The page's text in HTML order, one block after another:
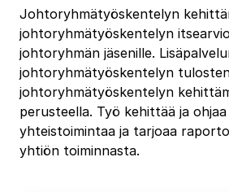
Johtoryhmätyöskentelyn
johtoryhmätyöskentelyn
johtoryhmän jäsenille.
johtoryhmätyöskentelyn
johtoryhmätyöskentelyn
perusteella. Työ kehittää ja
yhteistoimintaa ja tarjoaa
yhtiön toiminnasta.